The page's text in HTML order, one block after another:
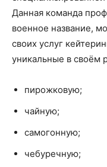
Данная команда
военное название,
своих услуг
уникальные в своём
пирожковую;
чайную;
самогонную;
чебуречную;